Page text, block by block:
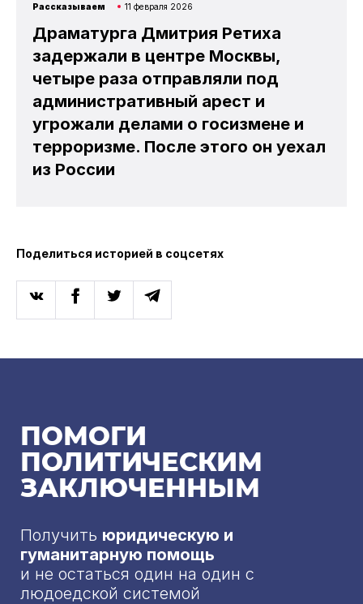
Рассказываем 11 февраля 2026
Драматурга Дмитрия Ретиха
задержали в центре Москвы,
четыре раза отправляли под
административный арест и
угрожали делами о госизмене и
терроризме. После этого он уехал
из России
Поделиться историей в соцсетях
ПОМОГИ
ПОЛИТИЧЕСКИМ
ЗАКЛЮЧЕННЫМ
Получить юридическую и
гуманитарную помощь
и не остаться один на один с
людоедской системой